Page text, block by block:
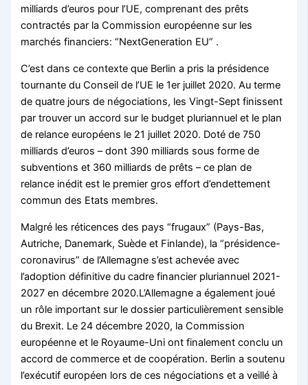
milliards d’euros pour l’UE, comprenant des prêts
contractés par la Commission européenne sur les
marchés financiers: “NextGeneration EU” .
C’est dans ce contexte que Berlin a pris la présidence
tournante du Conseil de l’UE le 1er juillet 2020. Au terme
de quatre jours de négociations, les Vingt-Sept finissent
par trouver un accord sur le budget pluriannuel et le plan
de relance européens le 21 juillet 2020. Doté de 750
milliards d’euros – dont 390 milliards sous forme de
subventions et 360 milliards de prêts – ce plan de
relance inédit est le premier gros effort d’endettement
commun des Etats membres.
Malgré les réticences des pays “frugaux” (Pays-Bas,
Autriche, Danemark, Suède et Finlande), la “présidence-
coronavirus” de l’Allemagne s’est achevée avec
l’adoption définitive du cadre financier pluriannuel 2021-
2027 en décembre 2020.L’Allemagne a également joué
un rôle important sur le dossier particulièrement sensible
du Brexit. Le 24 décembre 2020, la Commission
européenne et le Royaume-Uni ont finalement conclu un
accord de commerce et de coopération. Berlin a soutenu
l’exécutif européen lors de ces négociations et a veillé à